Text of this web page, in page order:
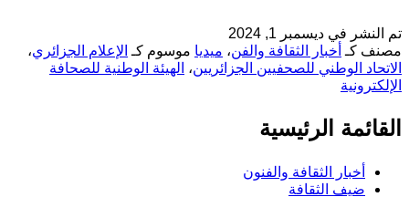
تم النشر في ديسمبر 1, 2024
مصنف كـ أخبار الثقافة والفن، ميديا موسوم كـ الإعلام الجزائري،
الاتحاد الوطني للصحفيين الجزائريين، الهيئة الوطنية للصحافة
الإلكترونية
القائمة الرئيسية
أخبار الثقافة والفنون
ضيف الثقافة